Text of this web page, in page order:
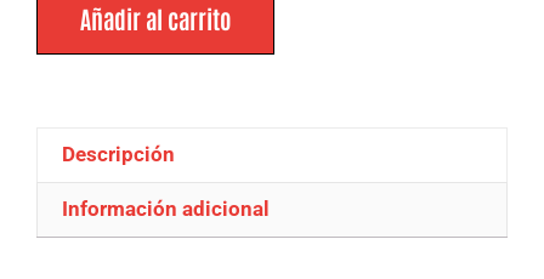
Añadir al carrito
Descripción
Información adicional